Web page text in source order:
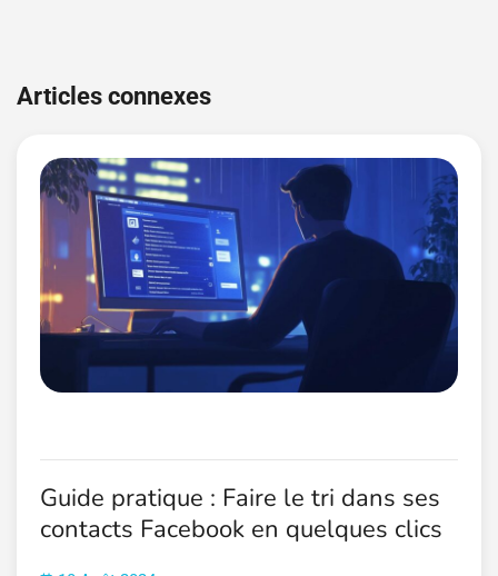
de
Articles connexes
Guide pratique : Faire le tri dans ses
contacts Facebook en quelques clics